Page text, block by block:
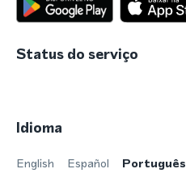
Status do serviço
Idioma
English Español Português